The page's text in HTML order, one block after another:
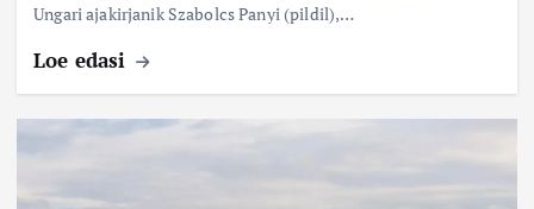
Ungari ajakirjanik Szabolcs Panyi (pildil),…
Loe edasi